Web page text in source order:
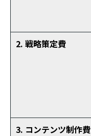
2. 戦略策定費
3. コンテンツ制作費